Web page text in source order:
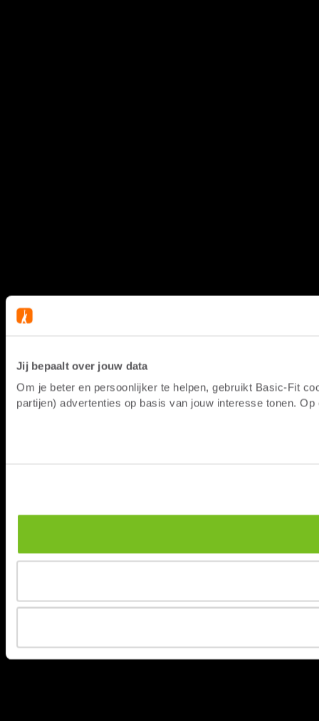
Jij bepaalt over jouw data
Om je beter en persoonlijker te helpen, gebruikt Basic-Fit
partijen) advertenties op basis van jouw interesse tonen.